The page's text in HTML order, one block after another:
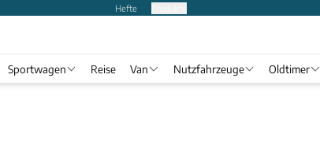
Hefte
Sportwagen Reise Van Nutzfahrzeuge Oldtimer